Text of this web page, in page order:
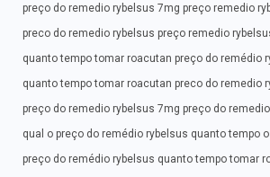
preço do remedio rybelsus 7mg preço remedio
preco do remedio rybelsus preço remedio
quanto tempo tomar roacutan preço do remédio
quanto tempo tomar roacutan preco do remedio
preço do remedio rybelsus 7mg preço do
qual o preço do remédio rybelsus quanto tempo
preço do remédio rybelsus quanto tempo tomar